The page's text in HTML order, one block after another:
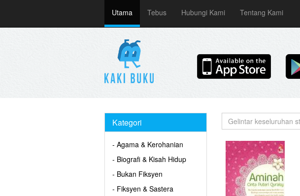
Utama Tebus Hubungi Kami Tentang Kami
Kategori
- Agama & Kerohanian
- Biografi & Kisah Hidup
- Bukan Fiksyen
- Fiksyen & Sastera